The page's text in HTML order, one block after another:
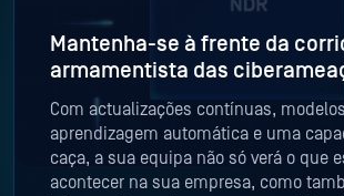
Mantenha-se à frente da
armamentista das
Com actualizações contínuas,
aprendizagem automática e uma
caça, a sua equipa não só verá o que
acontecer na sua empresa, como